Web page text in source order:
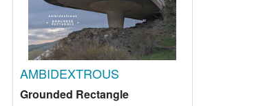
AMBIDEXTROUS
Grounded Rectangle